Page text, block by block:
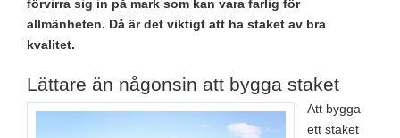
förvirra sig in på mark som kan vara farlig för
allmänheten. Då är det viktigt att ha staket av bra
kvalitet.
Lättare än någonsin att bygga staket
Att bygga
ett staket